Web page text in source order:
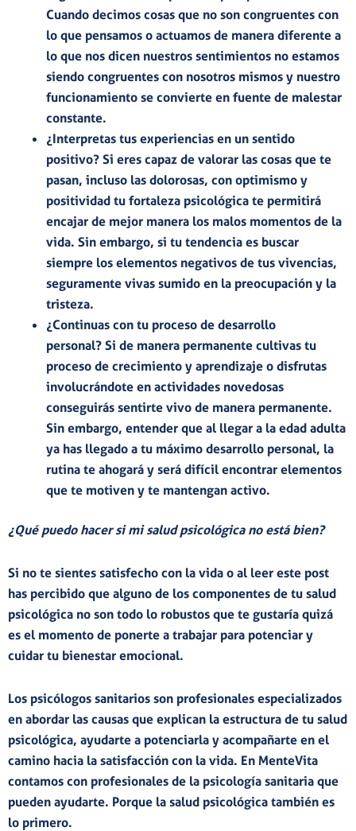
Cuando decimos cosas que no son congruentes con
lo que pensamos o actuamos de manera diferente a
lo que nos dicen nuestros sentimientos no estamos
siendo congruentes con nosotros mismos y nuestro
funcionamiento se convierte en fuente de malestar
constante.
¿Interpretas tus experiencias en un sentido
positivo? Si eres capaz de valorar las cosas que te
pasan, incluso las dolorosas, con optimismo y
positividad tu fortaleza psicológica te permitirá
encajar de mejor manera los malos momentos de la
vida. Sin embargo, si tu tendencia es buscar
siempre los elementos negativos de tus vivencias,
seguramente vivas sumido en la preocupación y la
tristeza.
¿Continuas con tu proceso de desarrollo
personal? Si de manera permanente cultivas tu
proceso de crecimiento y aprendizaje o disfrutas
involucrándote en actividades novedosas
conseguirás sentirte vivo de manera permanente.
Sin embargo, entender que al llegar a la edad adulta
ya has llegado a tu máximo desarrollo personal, la
rutina te ahogará y será difícil encontrar elementos
que te motiven y te mantengan activo.
¿Qué puedo hacer si mi salud psicológica no está bien?
Si no te sientes satisfecho con la vida o al leer este post
has percibido que alguno de los componentes de tu salud
psicológica no son todo lo robustos que te gustaría quizá
es el momento de ponerte a trabajar para potenciar y
cuidar tu bienestar emocional.
Los psicólogos sanitarios son profesionales especializados
en abordar las causas que explican la estructura de tu salud
psicológica, ayudarte a potenciarla y acompañarte en el
camino hacia la satisfacción con la vida. En MenteVita
contamos con profesionales de la psicología sanitaria que
pueden ayudarte. Porque la salud psicológica también es
lo primero.